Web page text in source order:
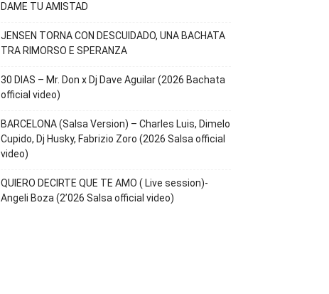
DAME TU AMISTAD
JENSEN TORNA CON DESCUIDADO, UNA BACHATA
TRA RIMORSO E SPERANZA
30 DIAS – Mr. Don x Dj Dave Aguilar (2026 Bachata
official video)
BARCELONA (Salsa Version) – Charles Luis, Dimelo
Cupido, Dj Husky, Fabrizio Zoro (2026 Salsa official
video)
QUIERO DECIRTE QUE TE AMO ( Live session)-
Angeli Boza (2’026 Salsa official video)